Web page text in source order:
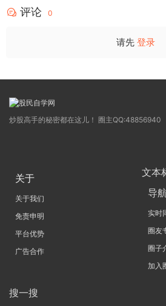
评论 0
请先 登录
炒股高手的秘密都在这儿！ 圈主QQ:48856940
关于
关于我们
免责申明
平台优势
广告合作
文本
导
实时
圈友
圈子
加入
搜一搜